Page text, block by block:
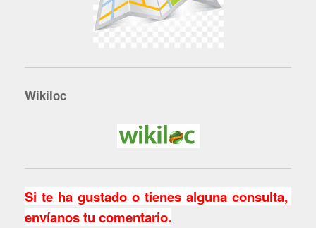
Wikiloc
Si te ha gustado o tienes alguna consulta,
envíanos tu comentario.